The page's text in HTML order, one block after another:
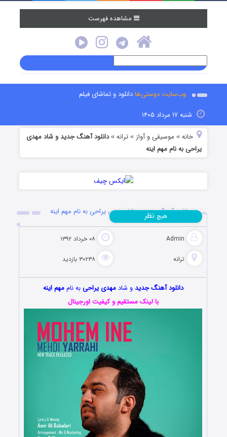
مشاهده فهرست
وب‌سایت دوستی‌هادانلود و تماشای فیلم
شنبه ۱۷ مرداد ۱۴۰۵
خانه » موسیقی و آواز »ترانه »دانلود آهنگ جدید و شاد مهدی
یراحی به نام مهم اینه
دانلود آهنگ جدید و شاد مهدی یراحی به نام مهم اینه
Admin ۰۸ خرداد ۱۳۹۲
ترانه ۳۰۲۳۸ بازدید
هیچ نظر
دانلود آهنگ جدیدو شادمهدی یراحیبه ناممهم اینه
با لینک مستقیم و کیفیت اورجینال